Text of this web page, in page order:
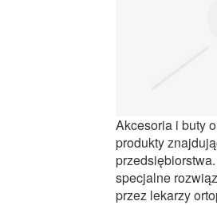
Akcesoria i buty
produkty
specjalne
przez lekarzy